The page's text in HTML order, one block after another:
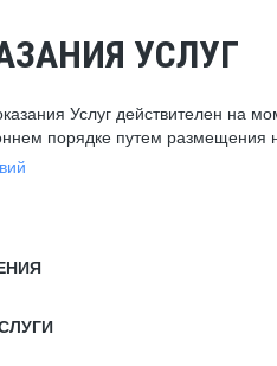
УСЛУГ
Услуг действителен на
порядке путем размещения